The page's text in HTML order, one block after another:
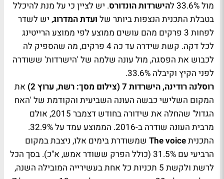
מול 33.6% ל
הישרדות הונדורס. יש לציין כי על מנת להיכלל
בטבלת התכנית הנצפות ביותר של ועדת המדרוג, יש לשדר
לפחות 3 פרקים מהם עושים ממוצע לפי ממוצע הרייטינג
לכל דקה. קשת שידרה עד כה 4 פרקים, מה שהספיק לה
לכבוש את הפסגה, מול עונה שלמה של 'הישרדות' ששודרה
לפני הקיץ וקיבלה 33.6%.
רוסלנה רודינה, הישרדות 7 (צילום מסך: רשת, ערוץ 2)
את
המקום השלישי כבשה העונה השביעית והקודמת של 'האח
הגדול' שהחלה את שידורה בחודש דצמבר 2015, אולם
מרבית העונה שודרה ב-2016. הממוצע עמד על 32.9%.
התכניתThe voice שמשודרת בימים אלו, ניצבת במקום
הרביעי עם 31.5% (כולל הפרק ששודר אמש, א"כ). בסך הכל
לרשת ולקשת 5 תכניות כל אחת בעשירייה המובילה השנה,